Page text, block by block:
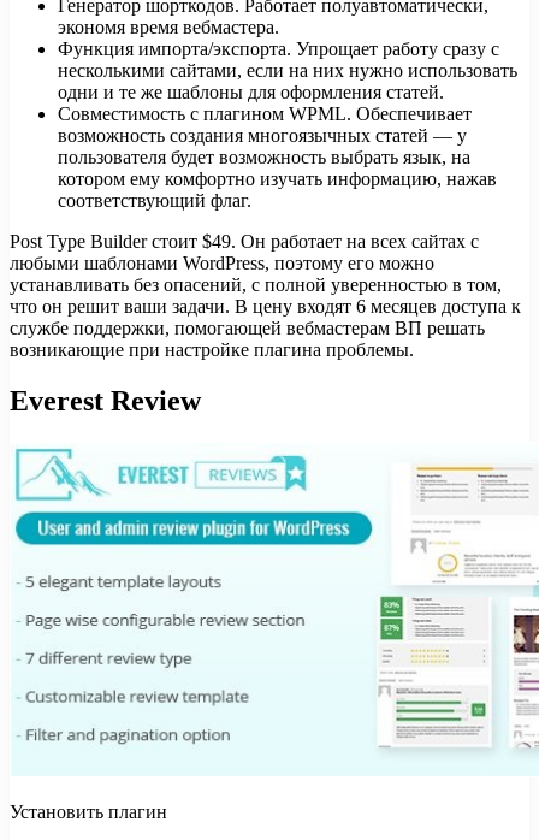
Генератор шорткодов. Работает полуавтоматически,
экономя время вебмастера.
Функция импорта/экспорта. Упрощает работу сразу с
несколькими сайтами, если на них нужно использовать
одни и те же шаблоны для оформления статей.
Совместимость с плагином WPML. Обеспечивает
возможность создания многоязычных статей — у
пользователя будет возможность выбрать язык, на
котором ему комфортно изучать информацию, нажав
соответствующий флаг.
Post Type Builder стоит $49. Он работает на всех сайтах с
любыми шаблонами WordPress, поэтому его можно
устанавливать без опасений, с полной уверенностью в том,
что он решит ваши задачи. В цену входят 6 месяцев доступа к
службе поддержки, помогающей вебмастерам ВП решать
возникающие при настройке плагина проблемы.
Everest Review
Установить плагин